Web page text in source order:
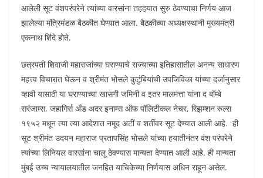
आलेली सूट वंशपरंपरेने त्यांच्या वारसांना तहहयात सुरु ठेवण्याचा निर्णय आज
झालेल्या मंत्रिमंडळ बैठकीत घेण्यात आला. बैठकीच्या अध्यक्षस्थानी मुख्यमंत्री
एकनाथ शिंदे होते.
छत्रपती शिवाजी महाराजांच्या घराण्याचे राज्याच्या इतिहासातील अनन्य साधारण
महत्त्व विचारात घेऊन व श्रीमंत भोसले कुटुंबियांची उपजिविका यांच्या दर्जानुसार
व्हावी यासाठी या घराण्याच्या खासगी जमिनी व इतर मालमत्ता यांना द बॉम्बे
सरंजाम्स, जहागिर्स अँड अदर इनाम्स ऑफ पॉलिटीकल नेचर, रिझम्शन रुल्स
१९५२ मधून त्या त्या आदेशात नमूद अटीं व शर्तींवर सूट देण्यात आली आहे. ही
सूट श्रीमंत उदयन महाराज प्रतापसिंह भोसले यांच्या हयातीनंतर वंश परंपरेने
त्यांच्या लिनियल वारसांना चालू ठेवण्यास मान्यता देण्यात आली आहे. ही मान्यता
मुंबई उच्च न्यायालयातील जनहित याचिकेच्या निर्णयास अधिन राहून असेल.